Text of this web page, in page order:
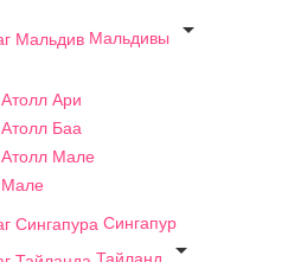
Мальдивы

Атолл Ари
Атолл Баа
Атолл Мале
Мале
Сингапур
